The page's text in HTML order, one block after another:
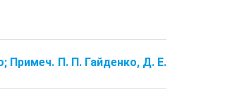
Примеч. П. П. Гайденко, Д. Е.